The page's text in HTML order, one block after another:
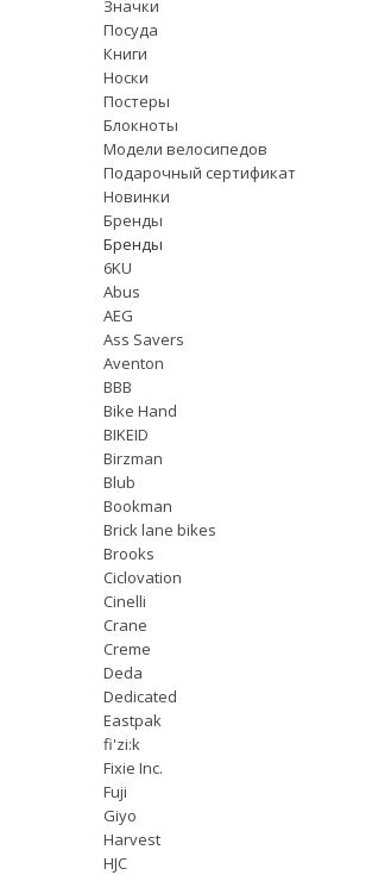
Значки
Посуда
Книги
Носки
Постеры
Блокноты
Модели велосипедов
Подарочный сертификат
Новинки
Бренды
Бренды
6KU
Abus
AEG
Ass Savers
Aventon
BBB
Bike Hand
BIKEID
Birzman
Blub
Bookman
Brick lane bikes
Brooks
Ciclovation
Cinelli
Crane
Creme
Deda
Dedicated
Eastpak
fi'zi:k
Fixie Inc.
Fuji
Giyo
Harvest
HJC